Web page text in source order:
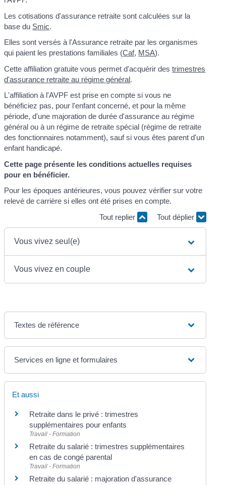
Les cotisations d'assurance retraite sont calculées sur la
base du Smic.
Elles sont versés à l'Assurance retraite par les organismes
qui paient les prestations familiales (Caf, MSA).
Cette affiliation gratuite vous permet d'acquérir destrimestres
d'assurance retraite au régime général.
L'affiliation à l'AVPF est prise en compte si vous ne
bénéficiez pas, pour l'enfant concerné, et pour la même
période, d'une majoration de durée d'assurance au régime
général ou à un régime de retraite spécial (régime de retraite
des fonctionnaires notamment), sauf si vous êtes parent d'un
enfant handicapé.
Cette page présente les conditions actuelles requises
pour en bénéficier.
Pour les époques antérieures, vous pouvez vérifier sur votre
relevé de carrière si elles ont été prises en compte.
Tout replier
Tout déplier
Vous vivez seul(e)
Vous vivez en couple
Textes de référence
Services en ligne et formulaires
Et aussi
Retraite dans le privé : trimestres
supplémentaires pour enfants
Travail - Formation
Retraite du salarié : trimestres supplémentaires
en cas de congé parental
Travail - Formation
Retraite du salarié : majoration d'assurance